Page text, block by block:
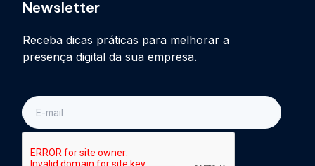
Newsletter
Receba dicas práticas para melhorar a
presença digital da sua empresa.
E-
mail